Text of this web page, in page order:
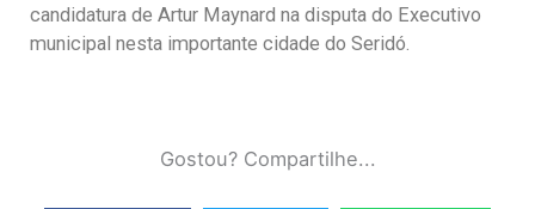
candidatura de Artur Maynard na disputa do Executivo
municipal nesta importante cidade do Seridó.
Gostou? Compartilhe...